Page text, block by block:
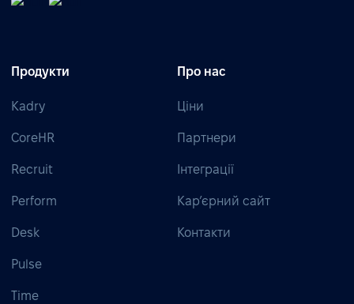
Продукти
Kadry
CoreHR
Recruit
Perform
Desk
Pulse
Time
Про нас
Ціни
Партнери
Інтеграції
Кар’єрний сайт
Контакти